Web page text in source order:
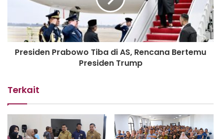
Presiden Prabowo Tiba di AS, Rencana Bertemu
Presiden Trump
Terkait